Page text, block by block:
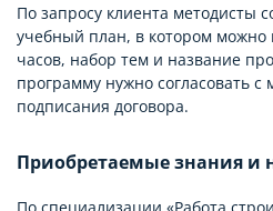
По запросу клиента методисты
учебный план, в котором можно
часов, набор тем и название
программу нужно согласовать
подписания договора.
Приобретаемые знания и